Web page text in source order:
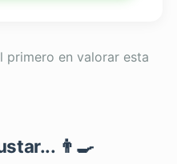
primero en valorar esta
👨‍🍳